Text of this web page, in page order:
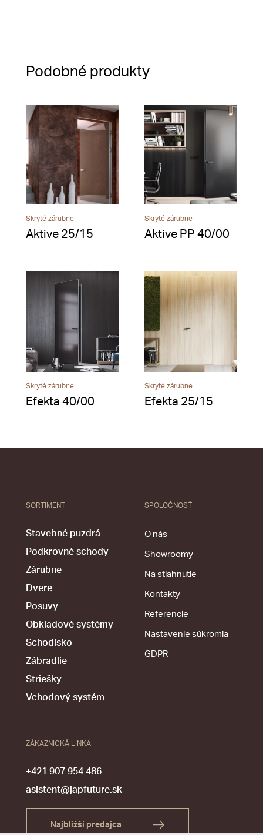
Podobné produkty
Skryté zárubne
Aktive 25/15
Skryté zárubne
Aktive PP 40/00
Skryté zárubne
Efekta 40/00
Skryté zárubne
Efekta 25/15
SORTIMENT
Stavebné puzdrá
Podkrovné schody
Zárubne
Dvere
Posuvy
Obkladové systémy
Schodisko
Zábradlie
Striešky
Vchodový systém
SPOLOČNOSŤ
O nás
Showroomy
Na stiahnutie
Kontakty
Referencie
Nastavenie súkromia
GDPR
ZÁKAZNICKÁ LINKA
+421 907 954 486
asistent@japfuture.sk
Najbližší predajca